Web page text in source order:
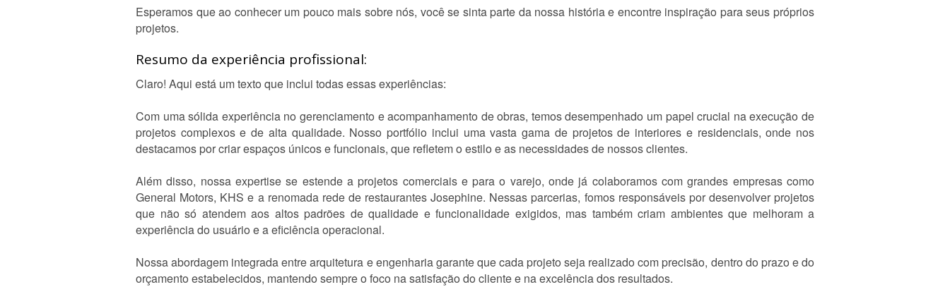
Esperamos que ao conhecer um pouco mais sobre nós, você se sinta parte da nossa história e encontre inspiração para seus próprios
projetos.
Resumo da experiência profissional:
Claro! Aqui está um texto que inclui todas essas experiências:
Com uma sólida experiência no gerenciamento e acompanhamento de obras, temos desempenhado um papel crucial na execução de
projetos complexos e de alta qualidade. Nosso portfólio inclui uma vasta gama de projetos de interiores e residenciais, onde nos
destacamos por criar espaços únicos e funcionais, que refletem o estilo e as necessidades de nossos clientes.
Além disso, nossa expertise se estende a projetos comerciais e para o varejo, onde já colaboramos com grandes empresas como
General Motors, KHS e a renomada rede de restaurantes Josephine. Nessas parcerias, fomos responsáveis por desenvolver projetos
que não só atendem aos altos padrões de qualidade e funcionalidade exigidos, mas também criam ambientes que melhoram a
experiência do usuário e a eficiência operacional.
Nossa abordagem integrada entre arquitetura e engenharia garante que cada projeto seja realizado com precisão, dentro do prazo e do
orçamento estabelecidos, mantendo sempre o foco na satisfação do cliente e na excelência dos resultados.